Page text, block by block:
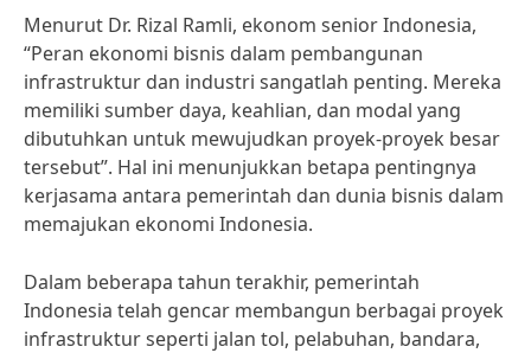
Menurut Dr. Rizal Ramli, ekonom senior Indonesia,
“Peran ekonomi bisnis dalam pembangunan
infrastruktur dan industri sangatlah penting. Mereka
memiliki sumber daya, keahlian, dan modal yang
dibutuhkan untuk mewujudkan proyek-proyek besar
tersebut”. Hal ini menunjukkan betapa pentingnya
kerjasama antara pemerintah dan dunia bisnis dalam
memajukan ekonomi Indonesia.
Dalam beberapa tahun terakhir, pemerintah
Indonesia telah gencar membangun berbagai proyek
infrastruktur seperti jalan tol, pelabuhan, bandara,